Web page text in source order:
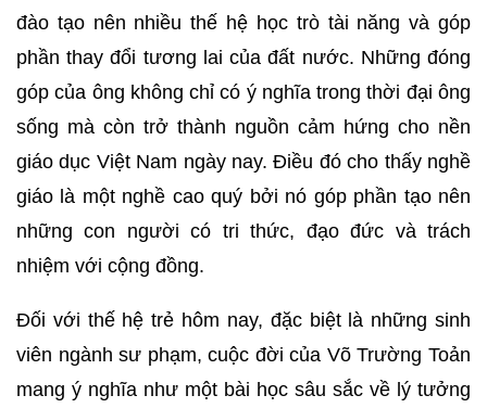
đào tạo nên nhiều thế hệ học trò tài năng và góp
phần thay đổi tương lai của đất nước. Những đóng
góp của ông không chỉ có ý nghĩa trong thời đại ông
sống mà còn trở thành nguồn cảm hứng cho nền
giáo dục Việt Nam ngày nay. Điều đó cho thấy nghề
giáo là một nghề cao quý bởi nó góp phần tạo nên
những con người có tri thức, đạo đức và trách
nhiệm với cộng đồng.
Đối với thế hệ trẻ hôm nay, đặc biệt là những sinh
viên ngành sư phạm, cuộc đời của Võ Trường Toản
mang ý nghĩa như một bài học sâu sắc về lý tưởng